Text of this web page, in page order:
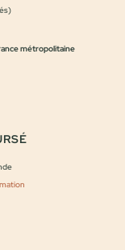
métropolitaine